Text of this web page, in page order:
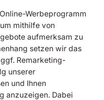
Werbeprogramm
mithilfe von
aufmerksam zu
setzen wir das
Remarketing-
unserer
und Ihnen
anzuzeigen. Dabei